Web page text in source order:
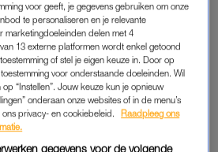
een prestatieding: als je er eenmaal
af. Ook al denk je twee dagen lang
pizza.
Blendle(€).
stukken linken? Blendle leest écht
en tijdschriften, en speurt voor ons
voor geeft, je gegevens gebruiken om onze
te personaliseren en je relevante
marketingdoeleinden delen met 4
13 externe platformen wordt enkel getoond
of stel je eigen keuze in. Door op
voor onderstaande doeleinden. Wil
“Instellen”. Jouw keuze kun je opnieuw
onderaan onze websites of in de menu’s
privacy- en cookiebeleid.
Raadpleeg ons
gegevens voor de volgende